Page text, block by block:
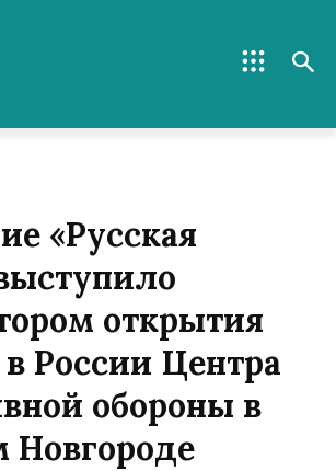
«Русская
открытия
в России Центра
обороны в